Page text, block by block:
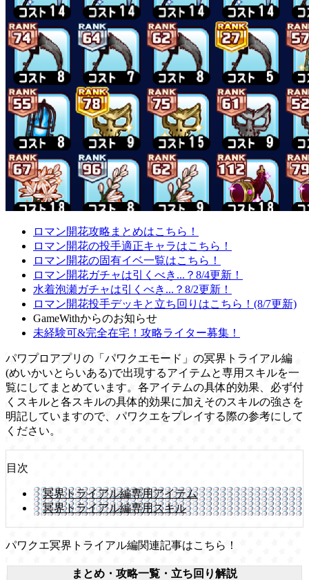
ロマン開花攻略まとめはこちら！
ロマン開花の投手適正キャラはこちら！
ロマン開花の固有イベ一覧はこちら！
ロマン開花ガチャは引くべき...？8/4更新！
水着泡瀬ガチャは引くべき...？8/2更新！
ロマン開花投手デッキと立ち回りはこちら！(8/7更新)
GameWithからのお知らせ
未経験可&完全在宅！攻略ライター募集！
パワプロアプリの「パワクエモード」の冥界トライアル編
(めいかいとらいある)で出現するアイテムと専用スキルを一
覧にしてまとめています。各アイテムの具体的効果、必ず付
くスキルと各スキルの具体的効果に加えそのスキルの強さを
明記していますので、パワクエをプレイする際の参考にして
ください。
目次
冥界トライアル編専用アイテム
冥界トライアル編専用スキル
パワクエ冥界トライアル編関連記事はこちら！
まとめ・攻略一覧・立ち回り解説